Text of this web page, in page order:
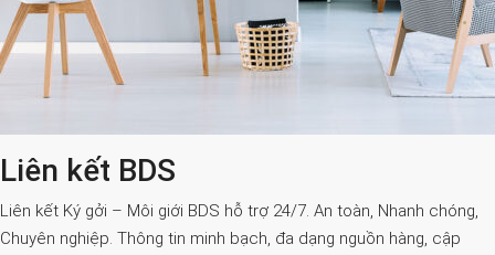
Liên kết BDS
Liên kết Ký gởi – Môi giới BDS hỗ trợ 24/7. An toàn, Nhanh chóng,
Chuyên nghiệp. Thông tin minh bạch, đa dạng nguồn hàng, cập